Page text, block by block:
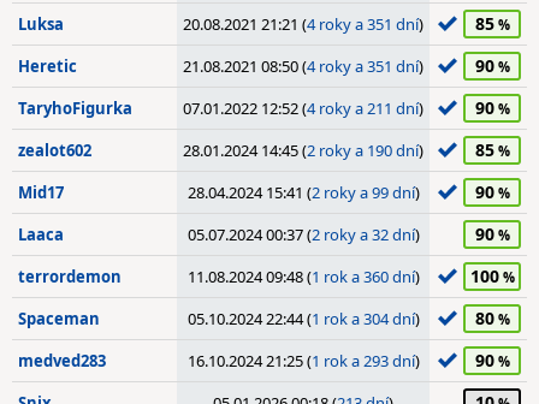
Luksa 20.08.2021 21:21 (4 roky a 351 dní) 85
Heretic 21.08.2021 08:50 (4 roky a 351 dní) 90
TaryhoFigurka 07.01.2022 12:52 (4 roky a 211 dní) 90
zealot602 28.01.2024 14:45 (2 roky a 190 dní) 85
Mid17 28.04.2024 15:41 (2 roky a 99 dní) 90
Laaca 05.07.2024 00:37 (2 roky a 32 dní) 90
terrordemon 11.08.2024 09:48 (1 rok a 360 dní) 100
Spaceman 05.10.2024 22:44 (1 rok a 304 dní) 80
medved283 16.10.2024 21:25 (1 rok a 293 dní) 90